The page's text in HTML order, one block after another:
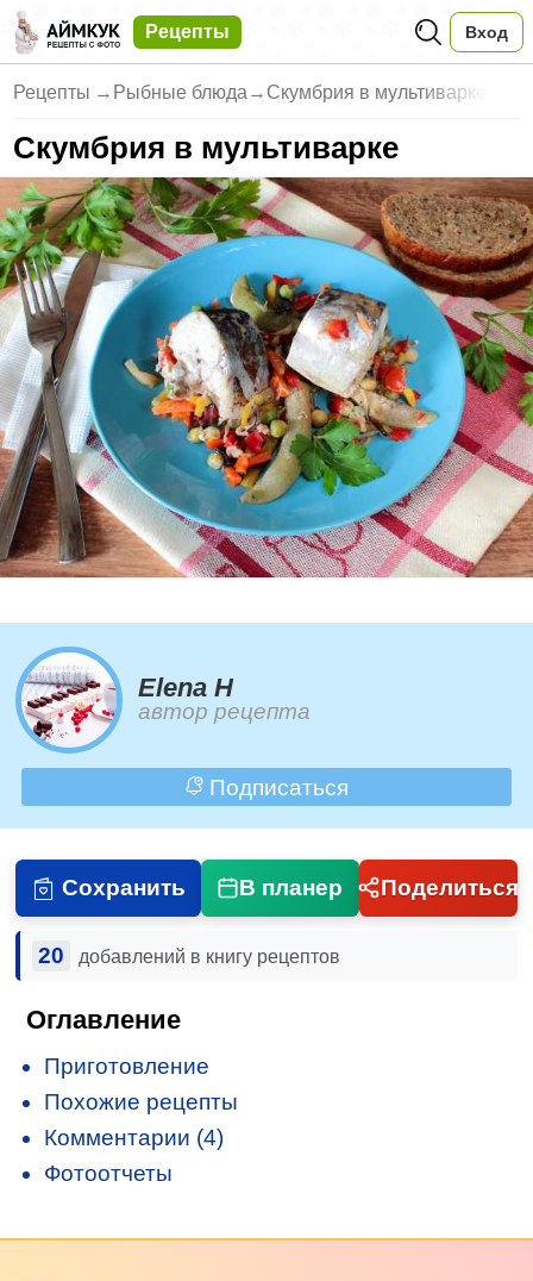
Рецепты Вход
Рецепты → Рыбные блюда → Скумбрия в мультиварке
Скумбрия в мультиварке
Elena H
автор рецепта
Подписаться
Сохранить В планер Поделиться
20 добавлений в книгу рецептов
Оглавление
Приготовление
Похожие рецепты
Комментарии (4)
Фотоотчеты